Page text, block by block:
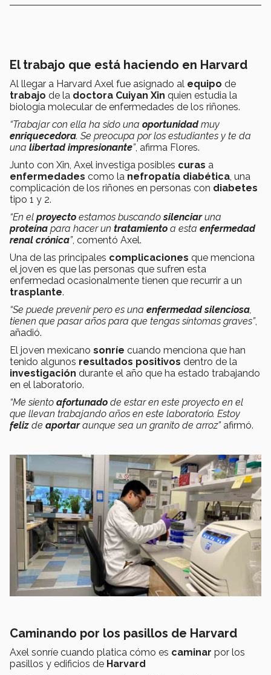
El trabajo que está haciendo en Harvard
Al llegar a Harvard Axel fue asignado al equipo de
trabajo de la doctora Cuiyan Xin quien estudia la
biología molecular de enfermedades de los riñones.
“Trabajar con ella ha sido una oportunidadmuy
enriquecedora. Se preocupa por los estudiantes y te da
una libertad impresionante”, afirma Flores.
Junto con Xin, Axel investiga posibles curas a
enfermedades como la nefropatía diabética, una
complicación de los riñones en personas con diabetes
tipo 1 y 2.
“En el proyecto estamos buscandosilenciaruna
proteína para hacer un tratamiento a esta enfermedad
renal crónica”, comentó Axel.
Una de las principales complicaciones que menciona
el joven es que las personas que sufren esta
enfermedad ocasionalmente tienen que recurrir a un
trasplante.
“Se puede prevenir pero es una enfermedad silenciosa,
tienen que pasar años para que tengas síntomas graves”,
añadió.
El joven mexicano sonríe cuando menciona que han
tenido algunos resultados positivos dentro de la
investigación durante el año que ha estado trabajando
en el laboratorio.
“Me siento afortunado de estar en este proyecto en el
que llevan trabajando años en este laboratorio. Estoy
feliz de aportaraunque sea un granito de arroz”afirmó.
Caminando por los pasillos de Harvard
Axel sonríe cuando platica cómo es caminar por los
pasillos y edificios de Harvard